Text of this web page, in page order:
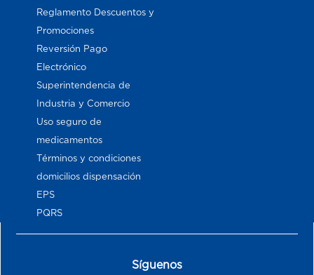
Reglamento Descuentos y
Promociones
Reversión Pago
Electrónico
Superintendencia de
Industria y Comercio
Uso seguro de
medicamentos
Términos y condiciones
domicilios dispensación
EPS
PQRS
Síguenos